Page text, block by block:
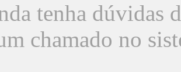
tenha dúvidas
chamado no